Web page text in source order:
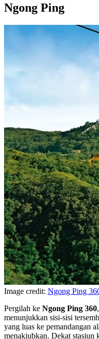
Ngong Ping
Image credit: Ngong Ping
Pergilah ke Ngong Ping 360
menunjukkan sisi-sisi
yang luas ke pemandangan
menakjubkan. Dekat stasiun